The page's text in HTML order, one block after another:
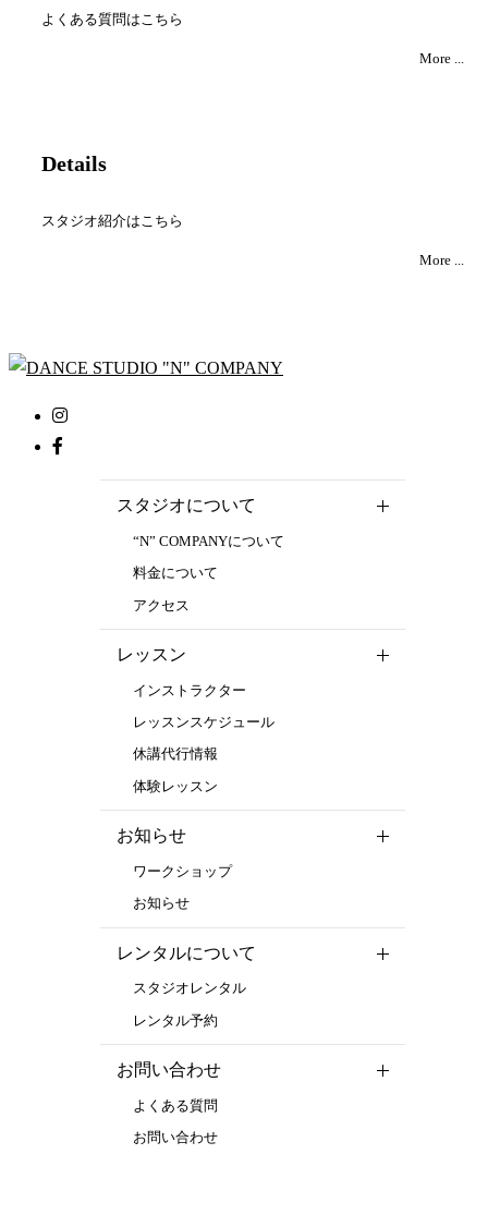
よくある質問はこちら
More ...
Details
スタジオ紹介はこちら
More ...
スタジオについて
“N” COMPANYについて
料金について
アクセス
レッスン
インストラクター
レッスンスケジュール
休講代行情報
体験レッスン
お知らせ
ワークショップ
お知らせ
レンタルについて
スタジオレンタル
レンタル予約
お問い合わせ
よくある質問
お問い合わせ